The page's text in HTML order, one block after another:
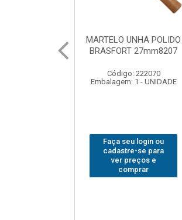
CHAVE GRIFO BRASFORT
14” 6012
Código: 231967
Embalagem: 1 - UNIDADE
Faça seu login ou
cadastre-se para
ver preços e
comprar